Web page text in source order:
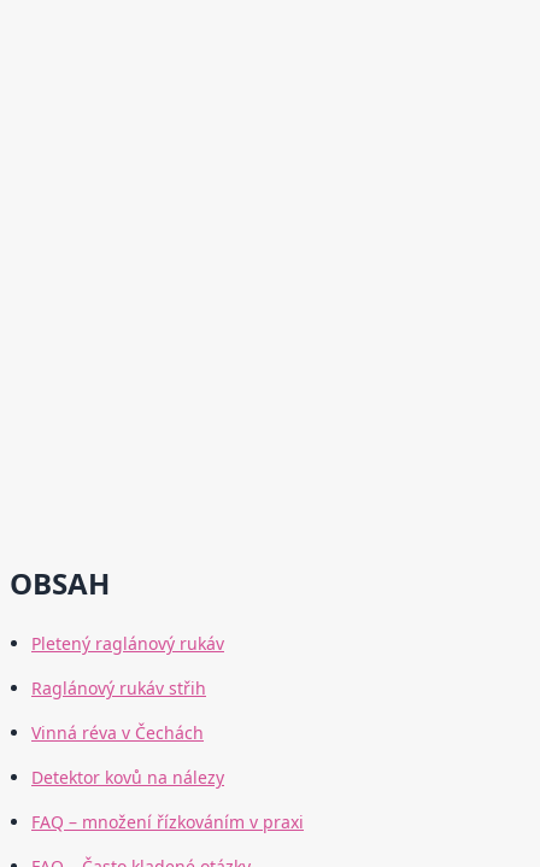
OBSAH
Pletený raglánový rukáv
Raglánový rukáv střih
Vinná réva v Čechách
Detektor kovů na nálezy
FAQ – množení řízkováním v praxi